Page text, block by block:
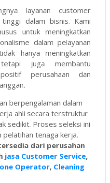
layanan customer
dalam bisnis. Kami
untuk meningkatkan
dalam pelayanan
hanya meningkatkan
juga membantu
perusahaan dan
berpengalaman dalam
ahli secara terstruktur
sedikit. Proses seleksi ini
pelatihan tenaga kerja.
dari perusahan
jasa Customer Service,
Operator, Cleaning